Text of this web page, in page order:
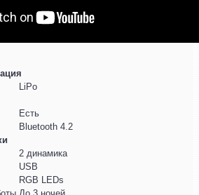
LiPo
Есть
Bluetooth 4.2
2 динамика
USB
RGB LEDs